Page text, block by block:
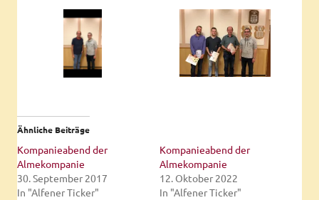
Ähnliche Beiträge
Kompanieabend der
Almekompanie
30. September 2017
In "Alfener Ticker"
Kompanieabend der
Almekompanie
12. Oktober 2022
In "Alfener Ticker"